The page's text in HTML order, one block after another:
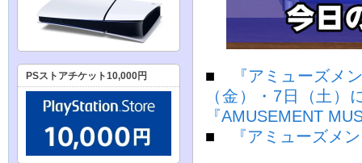
■
『アミューズメ
（金）・7日（土
『AMUSEMENT
■
『アミューズメ
PSストアチケット10,000円